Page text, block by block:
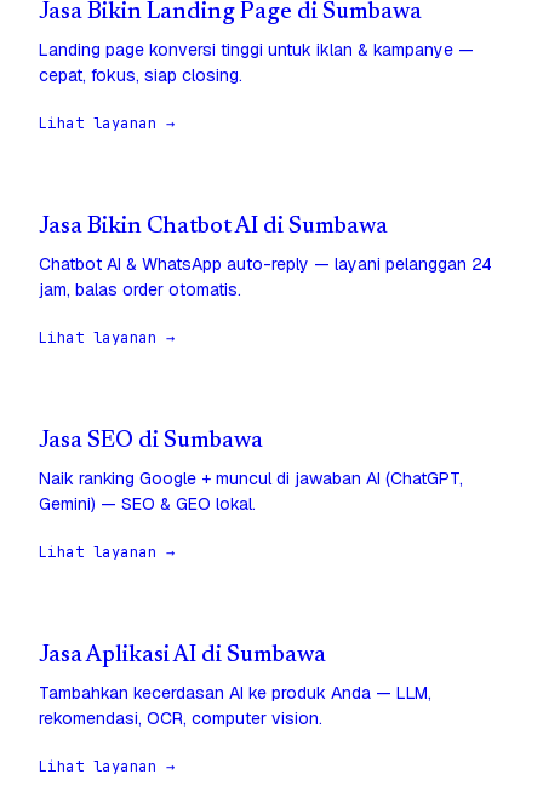
Jasa Bikin Landing Page di Sumbawa
Landing page konversi tinggi untuk iklan & kampanye —
cepat, fokus, siap closing.
Lihat layanan →
Jasa Bikin Chatbot AI di Sumbawa
Chatbot AI & WhatsApp auto-reply — layani pelanggan 24
jam, balas order otomatis.
Lihat layanan →
Jasa SEO di Sumbawa
Naik ranking Google + muncul di jawaban AI (ChatGPT,
Gemini) — SEO & GEO lokal.
Lihat layanan →
Jasa Aplikasi AI di Sumbawa
Tambahkan kecerdasan AI ke produk Anda — LLM,
rekomendasi, OCR, computer vision.
Lihat layanan →